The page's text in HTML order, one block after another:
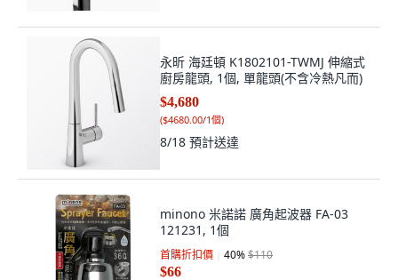
永昕 海廷頓 K1802101-TWMJ 伸縮式
廚房龍頭, 1個, 單龍頭(不含冷熱凡而)
$4,680
($4680.00/1個)
8/18 預計送達
minono 米諾諾 廣角起波器 FA-03
121231, 1個
首購折扣價 40%$110
$66